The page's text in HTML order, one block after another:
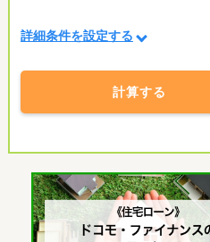
詳細条件を設定する
計算する